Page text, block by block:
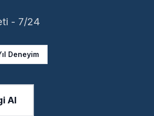
- 7/24
Deneyim
Al